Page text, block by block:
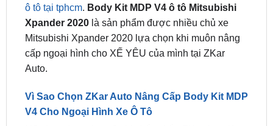
phong cách hơn.
ZKar Auto là cơ sở uy tín lắp đặt Body Kit MDP V4
ô tô tại tphcm.Body Kit MDP V4 ô tô Mitsubishi
Xpander 2020
cấp ngoại hình cho XẾ YÊU của mình tại ZKar
Auto.